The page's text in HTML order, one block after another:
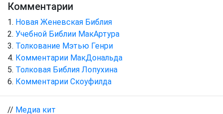
Комментарии
Новая Женевская Библия
Учебной Библии МакАртура
Толкование Мэтью Генри
Комментарии МакДональда
Толковая Библия Лопухина
Комментарии Скоуфилда
// Медиа кит